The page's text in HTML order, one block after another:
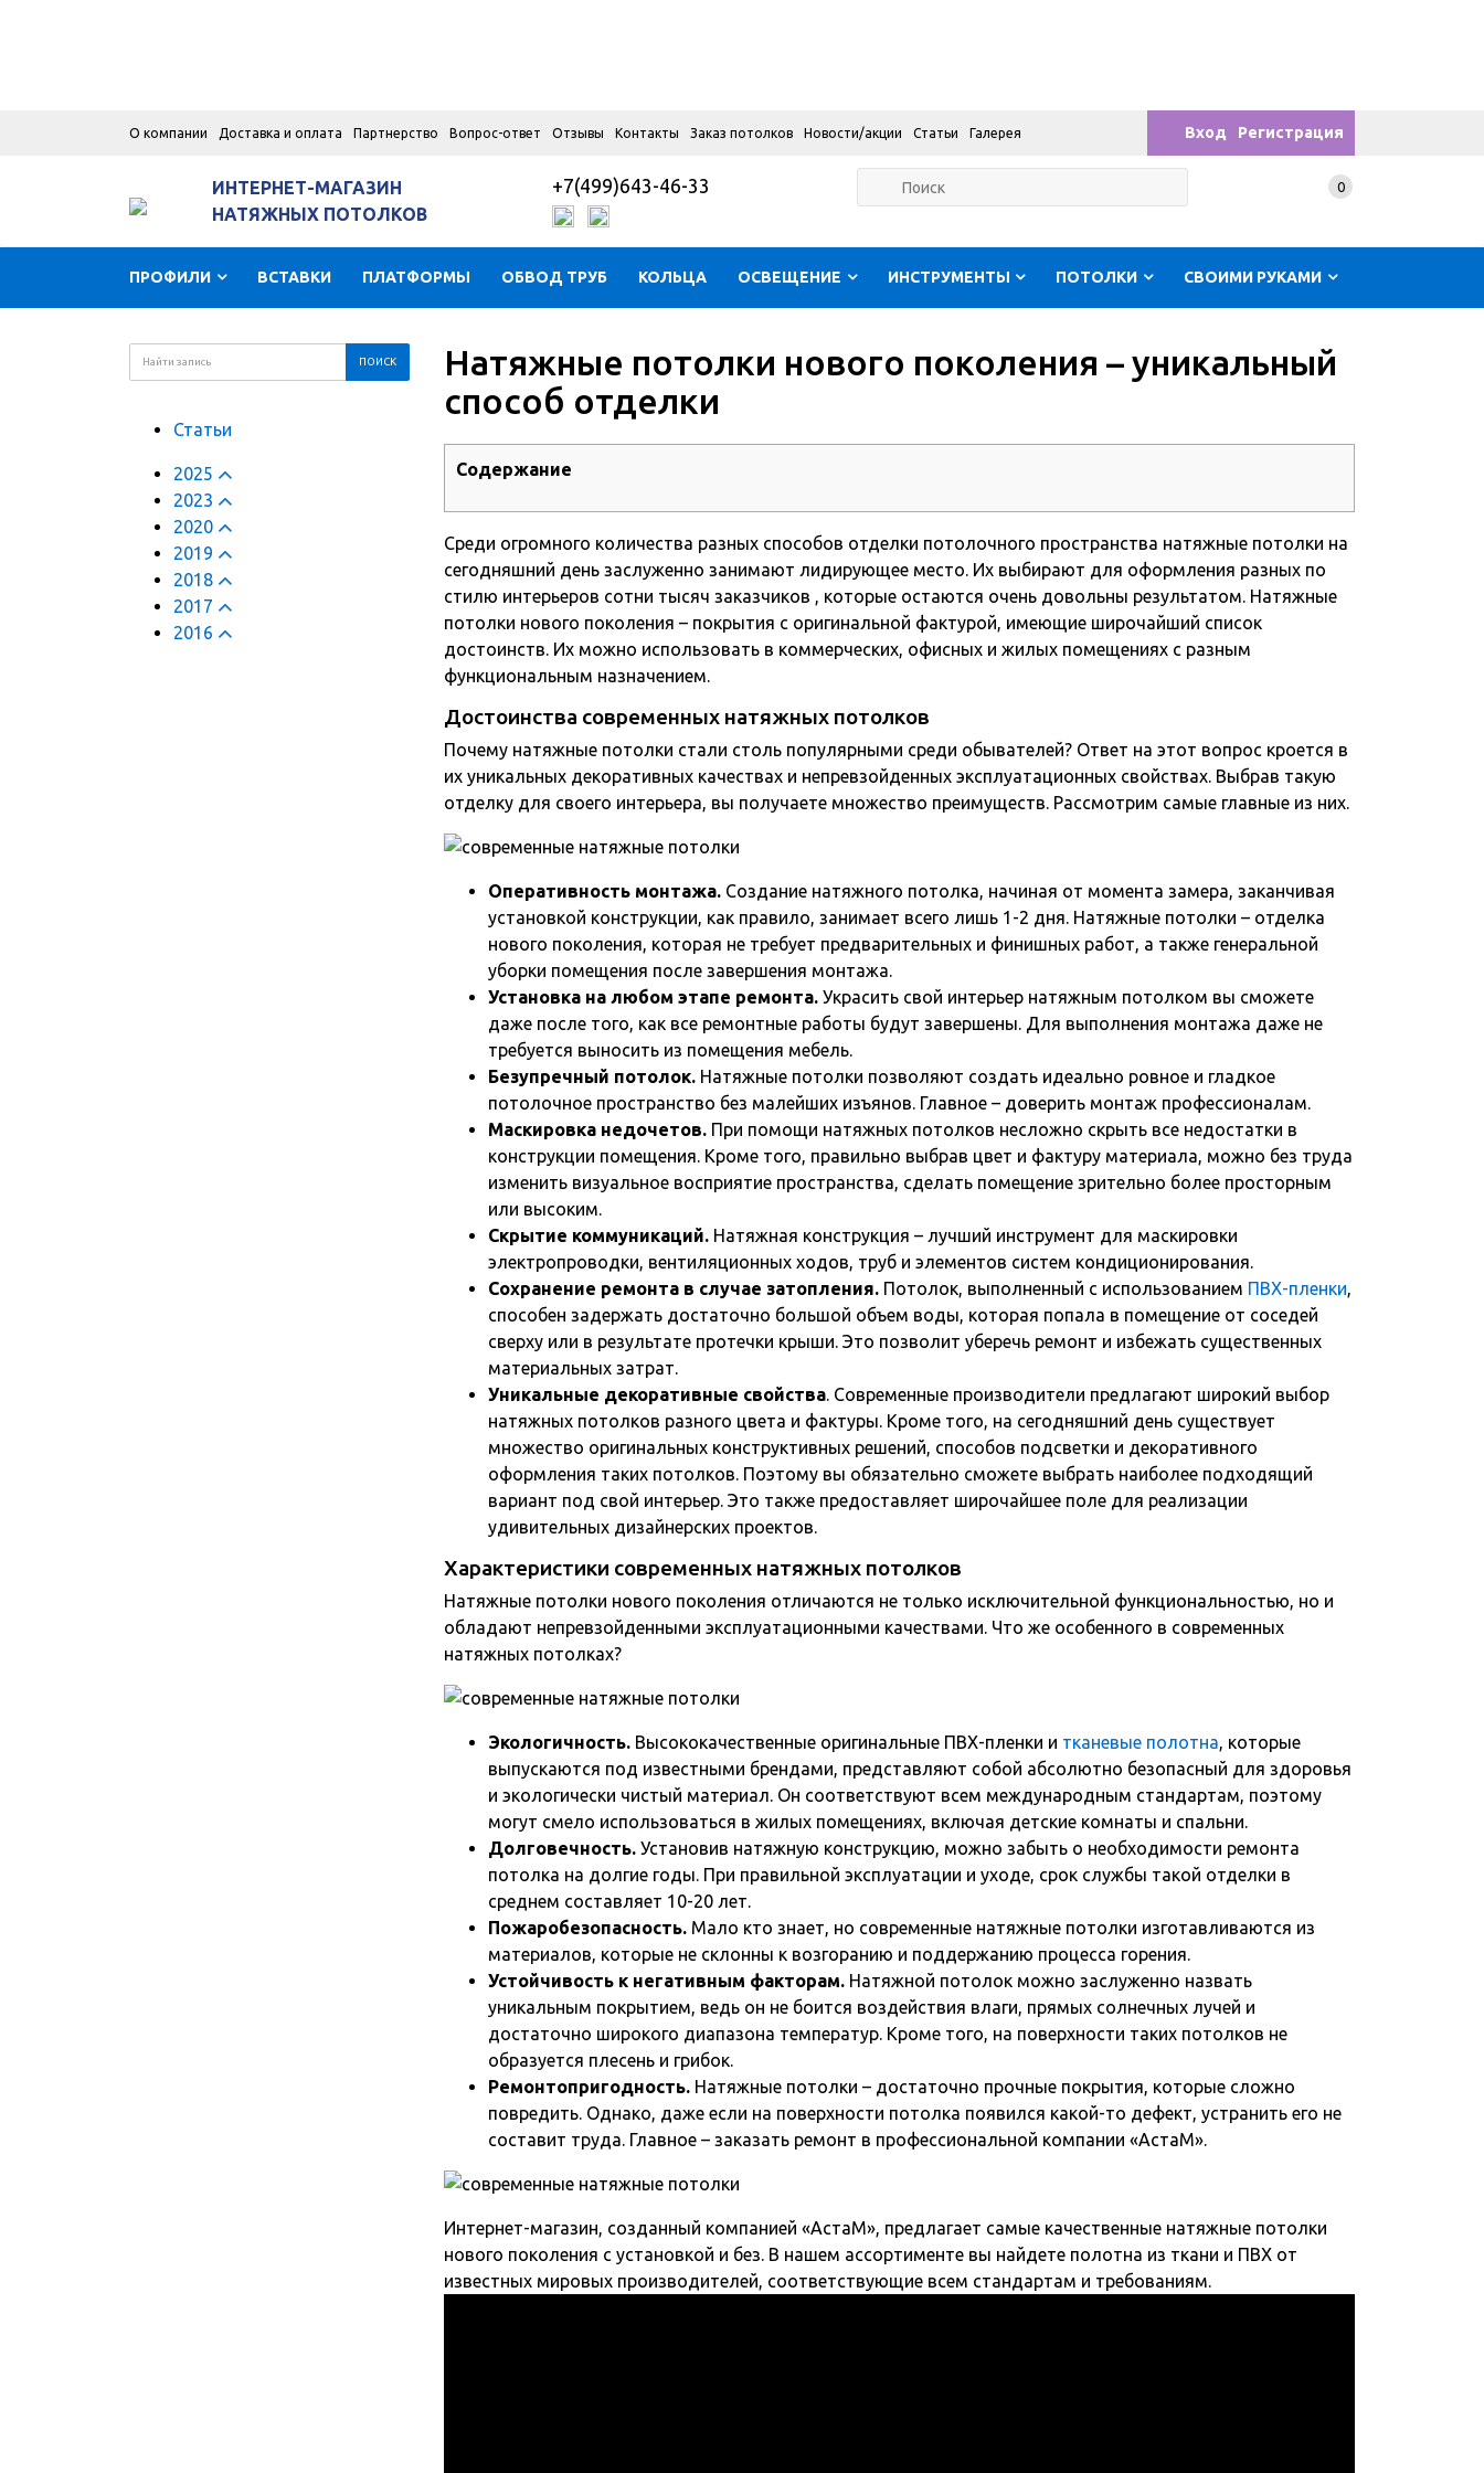
О компании Доставка и оплата Партнерство Вопрос-ответ Отзывы Контакты Заказ потолков Новости/акции Статьи Галерея Вход Регистрация
ИНТЕРНЕТ-МАГАЗИН
НАТЯЖНЫХ ПОТОЛКОВ
+7(499)643-46-33 0
ПРОФИЛИ ВСТАВКИ ПЛАТФОРМЫ ОБВОД ТРУБ КОЛЬЦА ОСВЕЩЕНИЕ ИНСТРУМЕНТЫ ПОТОЛКИ СВОИМИ РУКАМИ
Статьи
2025
2023
2020
2019
2018
2017
2016
Натяжные потолки нового поколения – уникальный
способ отделки
Содержание
Среди огромного количества разных способов отделки потолочного пространства натяжные потолки на
сегодняшний день заслуженно занимают лидирующее место. Их выбирают для оформления разных по
стилю интерьеров сотни тысяч заказчиков , которые остаются очень довольны результатом. Натяжные
потолки нового поколения – покрытия с оригинальной фактурой, имеющие широчайший список
достоинств. Их можно использовать в коммерческих, офисных и жилых помещениях с разным
функциональным назначением.
Достоинства современных натяжных потолков
Почему натяжные потолки стали столь популярными среди обывателей? Ответ на этот вопрос кроется в
их уникальных декоративных качествах и непревзойденных эксплуатационных свойствах. Выбрав такую
отделку для своего интерьера, вы получаете множество преимуществ. Рассмотрим самые главные из них.
Оперативность монтажа. Создание натяжного потолка, начиная от момента замера, заканчивая
установкой конструкции, как правило, занимает всего лишь 1-2 дня. Натяжные потолки – отделка
нового поколения, которая не требует предварительных и финишных работ, а также генеральной
уборки помещения после завершения монтажа.
Установка на любом этапе ремонта. Украсить свой интерьер натяжным потолком вы сможете
даже после того, как все ремонтные работы будут завершены. Для выполнения монтажа даже не
требуется выносить из помещения мебель.
Безупречный потолок. Натяжные потолки позволяют создать идеально ровное и гладкое
потолочное пространство без малейших изъянов. Главное – доверить монтаж профессионалам.
Маскировка недочетов. При помощи натяжных потолков несложно скрыть все недостатки в
конструкции помещения. Кроме того, правильно выбрав цвет и фактуру материала, можно без труда
изменить визуальное восприятие пространства, сделать помещение зрительно более просторным
или высоким.
Скрытие коммуникаций. Натяжная конструкция – лучший инструмент для маскировки
электропроводки, вентиляционных ходов, труб и элементов систем кондиционирования.
Сохранение ремонта в случае затопления. Потолок, выполненный с использованием ПВХ-пленки,
способен задержать достаточно большой объем воды, которая попала в помещение от соседей
сверху или в результате протечки крыши. Это позволит уберечь ремонт и избежать существенных
материальных затрат.
Уникальные декоративные свойства. Современные производители предлагают широкий выбор
натяжных потолков разного цвета и фактуры. Кроме того, на сегодняшний день существует
множество оригинальных конструктивных решений, способов подсветки и декоративного
оформления таких потолков. Поэтому вы обязательно сможете выбрать наиболее подходящий
вариант под свой интерьер. Это также предоставляет широчайшее поле для реализации
удивительных дизайнерских проектов.
Характеристики современных натяжных потолков
Натяжные потолки нового поколения отличаются не только исключительной функциональностью, но и
обладают непревзойденными эксплуатационными качествами. Что же особенного в современных
натяжных потолках?
Экологичность. Высококачественные оригинальные ПВХ-пленки и тканевые полотна, которые
выпускаются под известными брендами, представляют собой абсолютно безопасный для здоровья
и экологически чистый материал. Он соответствуют всем международным стандартам, поэтому
могут смело использоваться в жилых помещениях, включая детские комнаты и спальни.
Долговечность. Установив натяжную конструкцию, можно забыть о необходимости ремонта
потолка на долгие годы. При правильной эксплуатации и уходе, срок службы такой отделки в
среднем составляет 10-20 лет.
Пожаробезопасность. Мало кто знает, но современные натяжные потолки изготавливаются из
материалов, которые не склонны к возгоранию и поддержанию процесса горения.
Устойчивость к негативным факторам. Натяжной потолок можно заслуженно назвать
уникальным покрытием, ведь он не боится воздействия влаги, прямых солнечных лучей и
достаточно широкого диапазона температур. Кроме того, на поверхности таких потолков не
образуется плесень и грибок.
Ремонтопригодность. Натяжные потолки – достаточно прочные покрытия, которые сложно
повредить. Однако, даже если на поверхности потолка появился какой-то дефект, устранить его не
составит труда. Главное – заказать ремонт в профессиональной компании «АстаМ».
Интернет-магазин, созданный компанией «АстаМ», предлагает самые качественные натяжные потолки
нового поколения с установкой и без. В нашем ассортименте вы найдете полотна из ткани и ПВХ от
известных мировых производителей, соответствующие всем стандартам и требованиям.